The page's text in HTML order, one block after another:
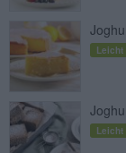
Leicht
Leicht